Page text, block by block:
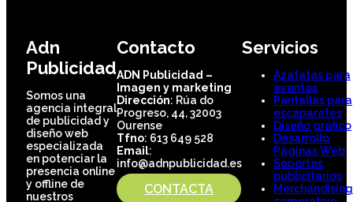
Adn
Publicidad
Somos una
agencia integral
de publicidad y
diseño web
especializada
en potenciar la
presencia online
y offline de
nuestros
Contacto
ADN Publicidad –
Imagen y marketing
Dirección: Rúa do
Progreso, 44, 32003
Ourense
Tfno: 613 649 528
Email:
info@adnpublicidad.es
CONTACTA
Servicios
Azafatas para
eventos
Pantallas para
escaparates
Diseño gráfico
Desarrollo
Páginas Web
Soportes
publicitarios
Merchandising